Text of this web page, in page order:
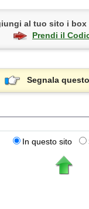
al tuo sito i box
Prendi il
Segnala
In questo sito